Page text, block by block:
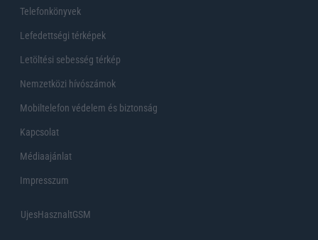
Telefonkönyvek
Lefedettségi térképek
Letöltési sebesség térkép
Nemzetközi hívószámok
Mobiltelefon védelem és biztonság
Kapcsolat
Médiaajánlat
Impresszum
UjesHasznaltGSM